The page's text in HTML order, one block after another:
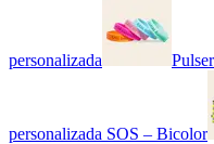
personalizada
personalizada SOS – Bicolor